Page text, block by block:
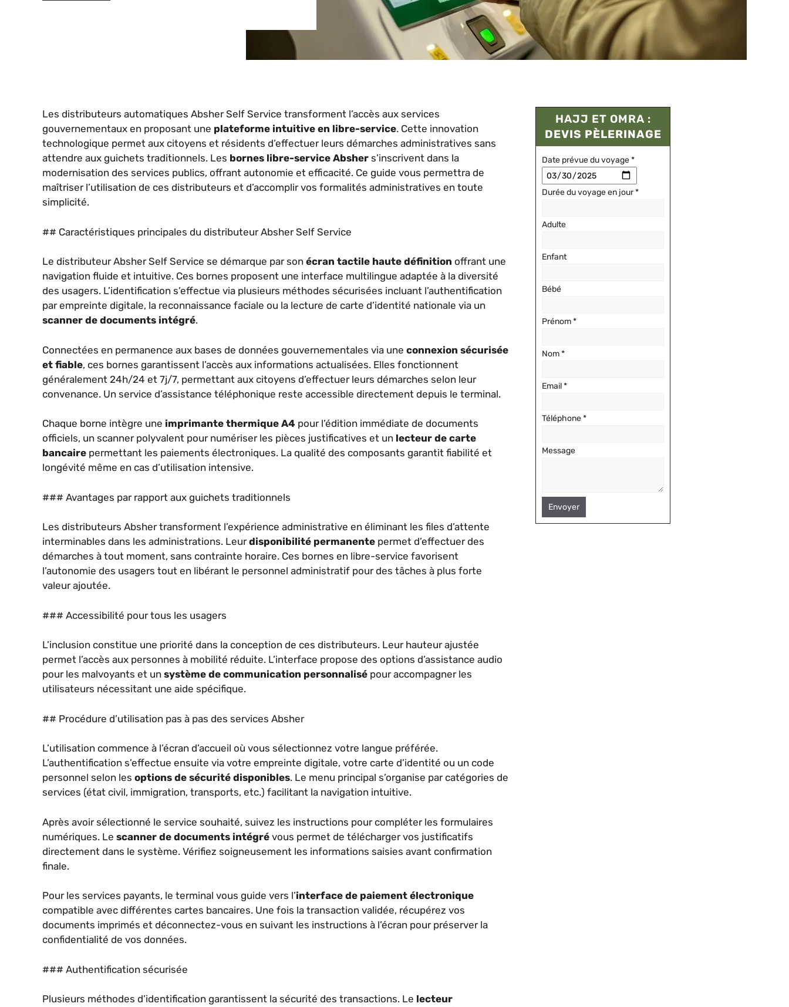
Les distributeurs automatiques Absher Self Service transforment l’accès aux services
gouvernementaux en proposant une plateforme intuitive en libre-service. Cette innovation
technologique permet aux citoyens et résidents d’effectuer leurs démarches administratives sans
attendre aux guichets traditionnels. Les bornes libre-service Absher s’inscrivent dans la
modernisation des services publics, offrant autonomie et efficacité. Ce guide vous permettra de
maîtriser l’utilisation de ces distributeurs et d’accomplir vos formalités administratives en toute
simplicité.
## Caractéristiques principales du distributeur Absher Self Service
Le distributeur Absher Self Service se démarque par son écran tactile haute définition offrant une
navigation fluide et intuitive. Ces bornes proposent une interface multilingue adaptée à la diversité
des usagers. L’identification s’effectue via plusieurs méthodes sécurisées incluant l’authentification
par empreinte digitale, la reconnaissance faciale ou la lecture de carte d’identité nationale via un
scanner de documents intégré.
Connectées en permanence aux bases de données gouvernementales via une connexion sécurisée
et fiable, ces bornes garantissent l’accès aux informations actualisées. Elles fonctionnent
généralement 24h/24 et 7j/7, permettant aux citoyens d’effectuer leurs démarches selon leur
convenance. Un service d’assistance téléphonique reste accessible directement depuis le terminal.
Chaque borne intègre une imprimante thermique A4 pour l’édition immédiate de documents
officiels, un scanner polyvalent pour numériser les pièces justificatives et un lecteur de carte
bancaire permettant les paiements électroniques. La qualité des composants garantit fiabilité et
longévité même en cas d’utilisation intensive.
### Avantages par rapport aux guichets traditionnels
Les distributeurs Absher transforment l’expérience administrative en éliminant les files d’attente
interminables dans les administrations. Leurdisponibilité permanente permet d’effectuer des
démarches à tout moment, sans contrainte horaire. Ces bornes en libre-service favorisent
l’autonomie des usagers tout en libérant le personnel administratif pour des tâches à plus forte
valeur ajoutée.
### Accessibilité pour tous les usagers
L’inclusion constitue une priorité dans la conception de ces distributeurs. Leur hauteur ajustée
permet l’accès aux personnes à mobilité réduite. L’interface propose des options d’assistance audio
pour les malvoyants et un système de communication personnalisé pour accompagner les
utilisateurs nécessitant une aide spécifique.
## Procédure d’utilisation pas à pas des services Absher
L’utilisation commence à l’écran d’accueil où vous sélectionnez votre langue préférée.
L’authentification s’effectue ensuite via votre empreinte digitale, votre carte d’identité ou un code
personnel selon les options de sécurité disponibles. Le menu principal s’organise par catégories de
services (état civil, immigration, transports, etc.) facilitant la navigation intuitive.
Après avoir sélectionné le service souhaité, suivez les instructions pour compléter les formulaires
numériques. Le scanner de documents intégré vous permet de télécharger vos justificatifs
directement dans le système. Vérifiez soigneusement les informations saisies avant confirmation
finale.
Pour les services payants, le terminal vous guide vers l’interface de paiement électronique
compatible avec différentes cartes bancaires. Une fois la transaction validée, récupérez vos
documents imprimés et déconnectez-vous en suivant les instructions à l’écran pour préserver la
confidentialité de vos données.
### Authentification sécurisée
Plusieurs méthodes d’identification garantissent la sécurité des transactions. Le lecteur
HAJJ ET OMRA :
DEVIS PÈLERINAGE
Date prévue du voyage*
Durée du voyage en jour*
Adulte
Enfant
Bébé
Prénom*
Nom*
Email*
Téléphone*
Message
Envoyer